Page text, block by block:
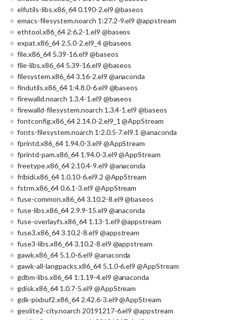
elfutils-libs.x86_64 0.190-2.el9 @baseos
emacs-filesystem.noarch 1:27.2-9.el9 @appstream
ethtool.x86_64 2:6.2-1.el9 @baseos
expat.x86_64 2.5.0-2.el9_4 @baseos
file.x86_64 5.39-16.el9 @baseos
file-libs.x86_64 5.39-16.el9 @baseos
filesystem.x86_64 3.16-2.el9 @anaconda
findutils.x86_64 1:4.8.0-6.el9 @baseos
firewalld.noarch 1.3.4-1.el9 @baseos
firewalld-filesystem.noarch 1.3.4-1.el9 @baseos
fontconfig.x86_64 2.14.0-2.el9_1 @AppStream
fonts-filesystem.noarch 1:2.0.5-7.el9.1 @anaconda
fprintd.x86_64 1.94.0-3.el9 @AppStream
fprintd-pam.x86_64 1.94.0-3.el9 @AppStream
freetype.x86_64 2.10.4-9.el9 @anaconda
fribidi.x86_64 1.0.10-6.el9.2 @AppStream
fstrm.x86_64 0.6.1-3.el9 @AppStream
fuse-common.x86_64 3.10.2-8.el9 @baseos
fuse-libs.x86_64 2.9.9-15.el9 @anaconda
fuse-overlayfs.x86_64 1.13-1.el9 @appstream
fuse3.x86_64 3.10.2-8.el9 @appstream
fuse3-libs.x86_64 3.10.2-8.el9 @appstream
gawk.x86_64 5.1.0-6.el9 @anaconda
gawk-all-langpacks.x86_64 5.1.0-6.el9 @AppStream
gdbm-libs.x86_64 1:1.19-4.el9 @anaconda
gdisk.x86_64 1.0.7-5.el9 @AppStream
gdk-pixbuf2.x86_64 2.42.6-3.el9 @AppStream
geolite2-city.noarch 20191217-6.el9 @appstream